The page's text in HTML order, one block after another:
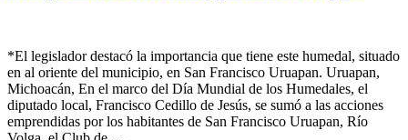
*El legislador destacó la importancia que tiene este humedal, situado
en al oriente del municipio, en San Francisco Uruapan. Uruapan,
Michoacán, En el marco del Día Mundial de los Humedales, el
diputado local, Francisco Cedillo de Jesús, se sumó a las acciones
emprendidas por los habitantes de San Francisco Uruapan, Río